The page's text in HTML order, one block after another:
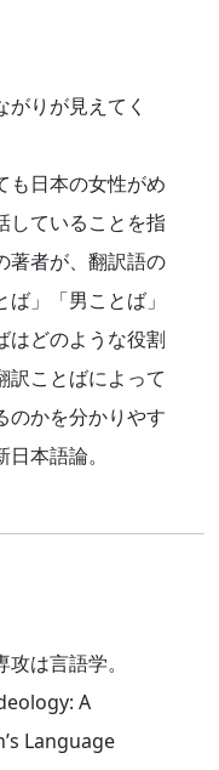
りが見えてく
も日本の女性がめ
していることを指
著者が、翻訳語の
」「男ことば」
はどのような役割
訳ことばによって
のかを分かりやす
本語論。
は言語学。
A
Language